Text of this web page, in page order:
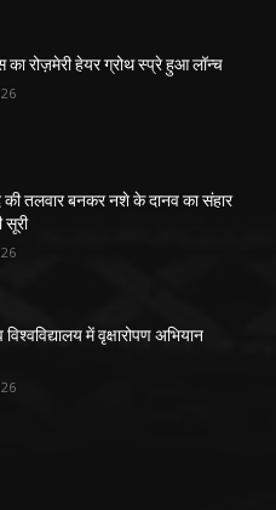
का रोज़मेरी हेयर ग्रोथ स्प्रे हुआ लॉन्च
की तलवार बनकर नशे के दानव का संहार
सूरी
में वृक्षारोपण अभियान